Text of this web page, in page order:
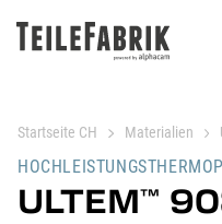
Startseite CH Materialien
ULTEM™